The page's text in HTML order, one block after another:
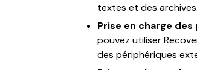
textes et des archives.
Prise en charge
pouvez utiliser
des périphériques